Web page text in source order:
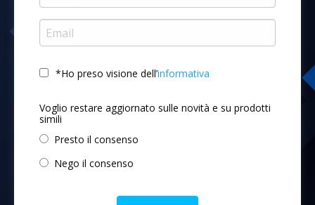
*Ho preso visione dell’informativa
Voglio restare aggiornato sulle novità e su prodotti
simili
Presto il consenso
Nego il consenso